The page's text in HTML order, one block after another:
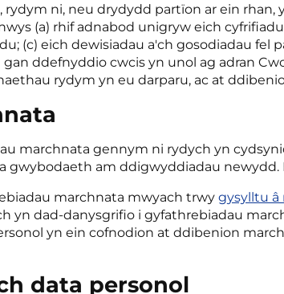
ni, neu drydydd partïon ar ein
(a) rhif adnabod unigryw eich
(c) eich dewisiadau a'ch gosodiadau
ddefnyddio cwcis yn unol ag adran
rydym yn eu darparu, ac at
marchnata gennym ni rydych yn
gwybodaeth am ddigwyddiadau
marchnata mwyach trwy gysylltu â
yn dad-danysgrifio i gyfathrebiadau
yn ein cofnodion at ddibenion
data personol